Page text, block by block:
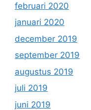
februari 2020
januari 2020
december 2019
september 2019
augustus 2019
juli 2019
juni 2019